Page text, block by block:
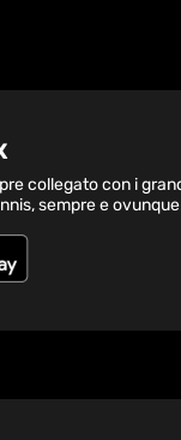
collegato con i
sempre e